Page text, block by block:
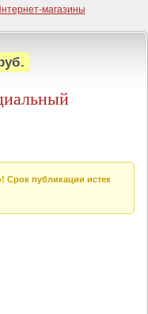
магазины
Срок публикации истек